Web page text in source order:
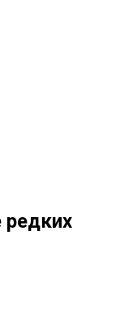
редких